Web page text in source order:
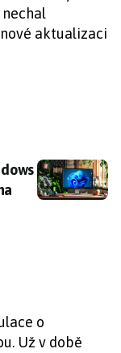
aktualizaci
11
o
Už v době